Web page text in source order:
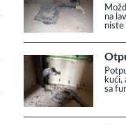
na
niste
kući,
sa